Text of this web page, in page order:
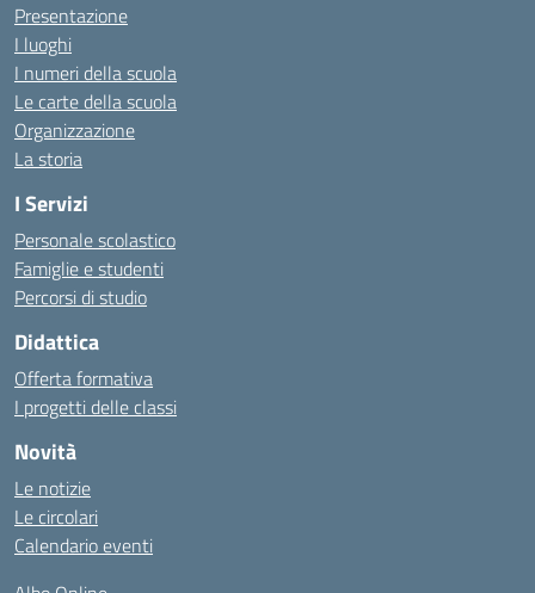
Presentazione
I luoghi
I numeri della scuola
Le carte della scuola
Organizzazione
La storia
I Servizi
Personale scolastico
Famiglie e studenti
Percorsi di studio
Didattica
Offerta formativa
I progetti delle classi
Novità
Le notizie
Le circolari
Calendario eventi